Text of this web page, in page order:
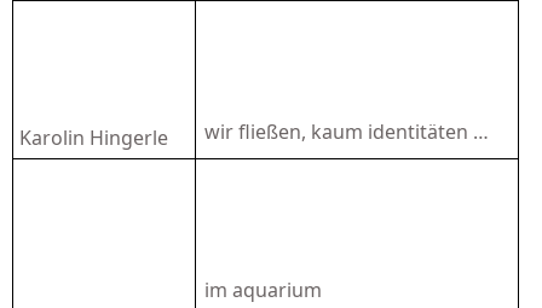
Karolin Hingerle wir fließen, kaum identitäten …
im aquarium